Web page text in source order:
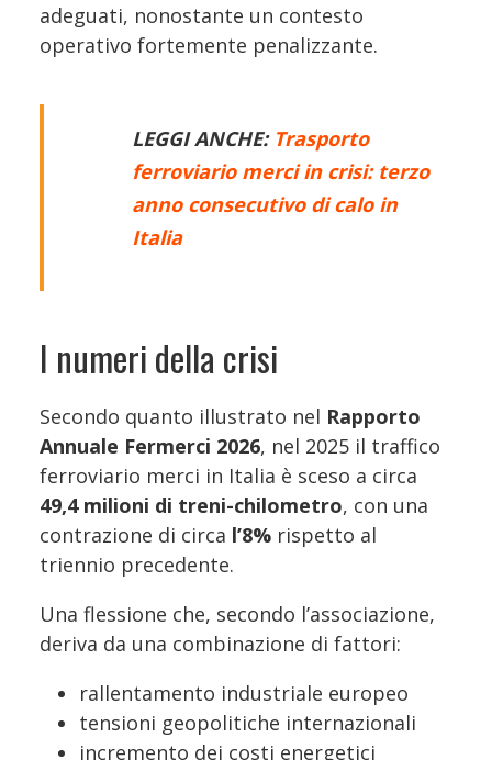
adeguati, nonostante un contesto
operativo fortemente penalizzante.
LEGGI ANCHE: Trasporto
ferroviario merci in crisi: terzo
anno consecutivo di calo in
Italia
I numeri della crisi
Secondo quanto illustrato nel Rapporto
Annuale Fermerci 2026, nel 2025 il traffico
ferroviario merci in Italia è sceso a circa
49,4 milioni di treni-chilometro, con una
contrazione di circa l’8% rispetto al
triennio precedente.
Una flessione che, secondo l’associazione,
deriva da una combinazione di fattori:
rallentamento industriale europeo
tensioni geopolitiche internazionali
incremento dei costi energetici